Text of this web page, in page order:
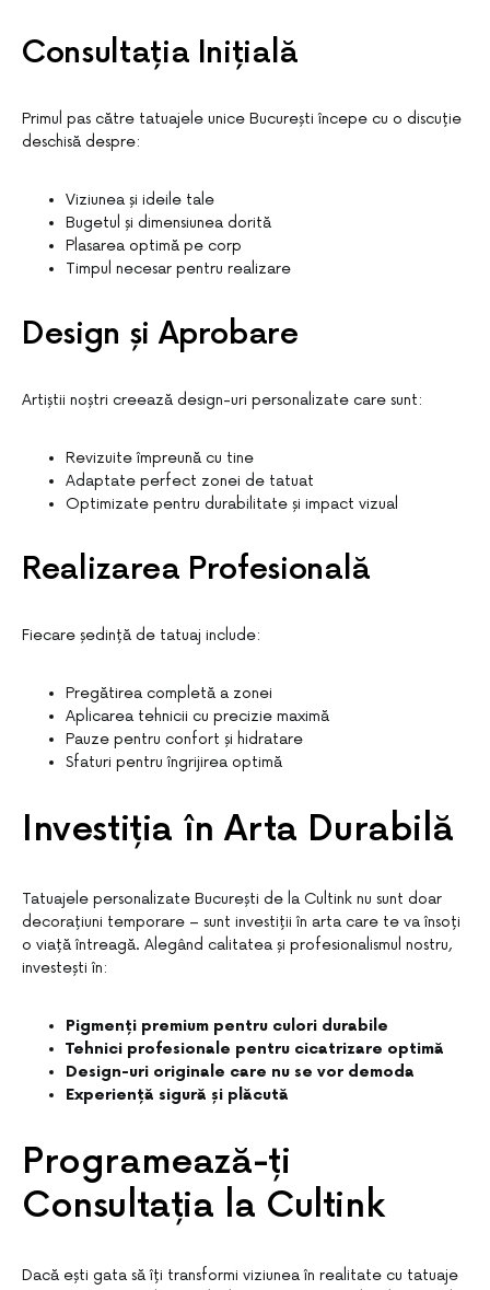
Consultația Inițială
Primul pas către tatuajele unice București începe cu o discuție
deschisă despre:
Viziunea și ideile tale
Bugetul și dimensiunea dorită
Plasarea optimă pe corp
Timpul necesar pentru realizare
Design și Aprobare
Artiștii noștri creează design-uri personalizate care sunt:
Revizuite împreună cu tine
Adaptate perfect zonei de tatuat
Optimizate pentru durabilitate și impact vizual
Realizarea Profesională
Fiecare ședință de tatuaj include:
Pregătirea completă a zonei
Aplicarea tehnicii cu precizie maximă
Pauze pentru confort și hidratare
Sfaturi pentru îngrijirea optimă
Investiția în Arta Durabilă
Tatuajele personalizate București de la Cultink nu sunt doar
decorațiuni temporare – sunt investiții în arta care te va însoți
o viață întreagă. Alegând calitatea și profesionalismul nostru,
investești în:
Pigmenți premium pentru culori durabile
Tehnici profesionale pentru cicatrizare optimă
Design-uri originale care nu se vor demoda
Experiență sigură și plăcută
Programează-ți
Consultația la Cultink
Dacă ești gata să îți transformi viziunea în realitate cu tatuaje